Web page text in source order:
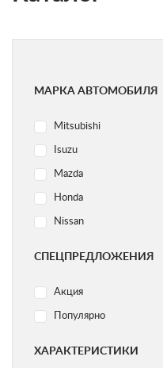
МАРКА АВТОМОБИЛЯ
Mitsubishi
Isuzu
Mazda
Honda
Nissan
Volvo
Acura
СПЕЦПРЕДЛОЖЕНИЯ
Акция
Популярно
ХАРАКТЕРИСТИКИ